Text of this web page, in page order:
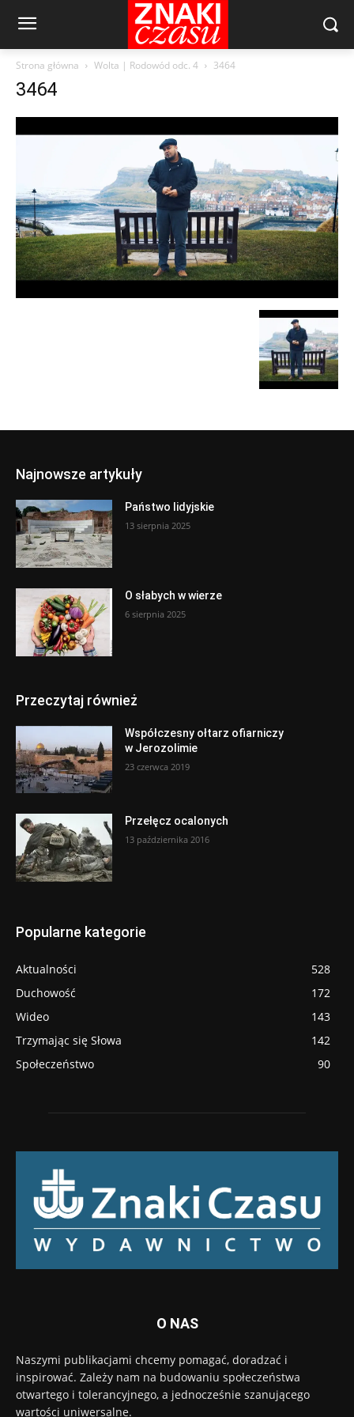
Strona główna Wolta | Rodowód odc. 4 3464
3464
Najnowsze artykuły
Państwo lidyjskie
13 sierpnia 2025
O słabych w wierze
6 sierpnia 2025
Przeczytaj również
Współczesny ołtarz ofiarniczy
w Jerozolimie
23 czerwca 2019
Przełęcz ocalonych
13 października 2016
Popularne kategorie
Aktualności
528
Duchowość
172
Wideo
143
Trzymając się Słowa
142
Społeczeństwo
90
O NAS
Naszymi publikacjami chcemy pomagać, doradzać i
inspirować. Zależy nam na budowaniu społeczeństwa
otwartego i tolerancyjnego, a jednocześnie szanującego
wartości uniwersalne.